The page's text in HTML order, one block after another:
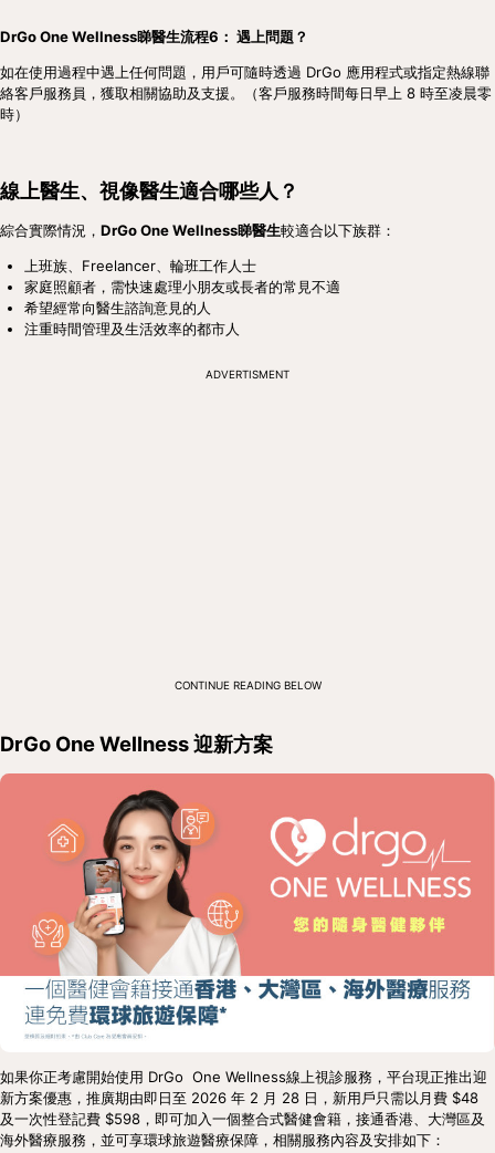
DrGo One Wellness睇醫生流程6： 遇上問題？
如在使用過程中遇上任何問題，用戶可隨時透過 DrGo 應用程式或指定熱線聯
絡客戶服務員，獲取相關協助及支援。（客戶服務時間每日早上 8 時至凌晨零
時）
線上醫生、視像醫生適合哪些人？
綜合實際情況， DrGo One Wellness睇醫生較適合以下族群：
上班族、Freelancer、輪班工作人士
家庭照顧者，需快速處理小朋友或長者的常見不適
希望經常向醫生諮詢意見的人
注重時間管理及生活效率的都市人
ADVERTISMENT
CONTINUE READING BELOW
DrGo One Wellness 迎新方案
如果你正考慮開始使用 DrGo  One Wellness線上視診服務，平台現正推出迎
新方案優惠，推廣期由即日至 2026 年 2 月 28 日，新用戶只需以月費 $48
及一次性登記費 $598，即可加入一個整合式醫健會籍，接通香港、大灣區及
海外醫療服務，並可享環球旅遊醫療保障，相關服務內容及安排如下：